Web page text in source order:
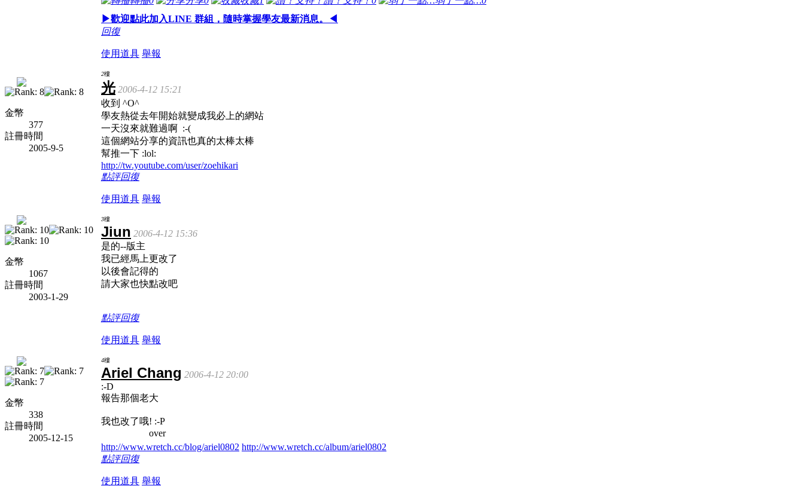
▶歡迎點此加入LINE 群組，隨時掌握學友最新消息。◀
回復
使用道具 舉報
金幣
377
註冊時間
2005-9-5
2樓
光 2006-4-12 15:21
收到 ^O^
學友熱從去年開始就變成我必上的網站
一天沒來就難過啊 :-(
這個網站分享的資訊也真的太棒太棒
幫推一下 :lol:
http://tw.youtube.com/user/zoehikari
點評回復
使用道具 舉報
金幣
1067
註冊時間
2003-1-29
3樓
Jiun 2006-4-12 15:36
是的--版主
我已經馬上更改了
以後會記得的
請大家也快點改吧
點評回復
使用道具 舉報
金幣
338
註冊時間
2005-12-15
4樓
Ariel Chang 2006-4-12 20:00
:-D
報告那個老大
我也改了哦! :-P
over
http://www.wretch.cc/blog/ariel0802 http://www.wretch.cc/album/ariel0802
點評回復
使用道具 舉報